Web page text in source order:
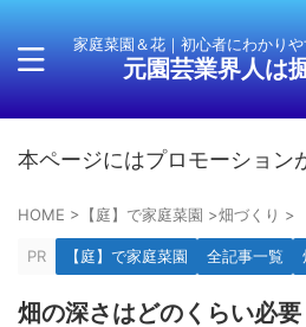
家庭菜園＆花｜初心者にわかり
元園芸業界人は
本ページにはプロモーション
HOME > 【庭】で家庭菜園 >畑づくり >
PR 【庭】で家庭菜園 全記事一覧
畑の深さはどのくらい必